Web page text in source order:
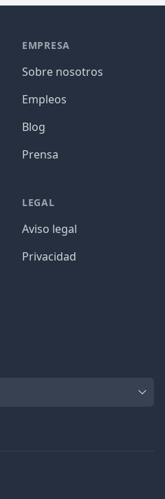
EMPRESA
Sobre nosotros
Empleos
Blog
Prensa
LEGAL
Aviso legal
Privacidad